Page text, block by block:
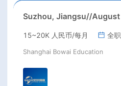
15~20K 人民币/每月 全职
Shanghai Bowai Education